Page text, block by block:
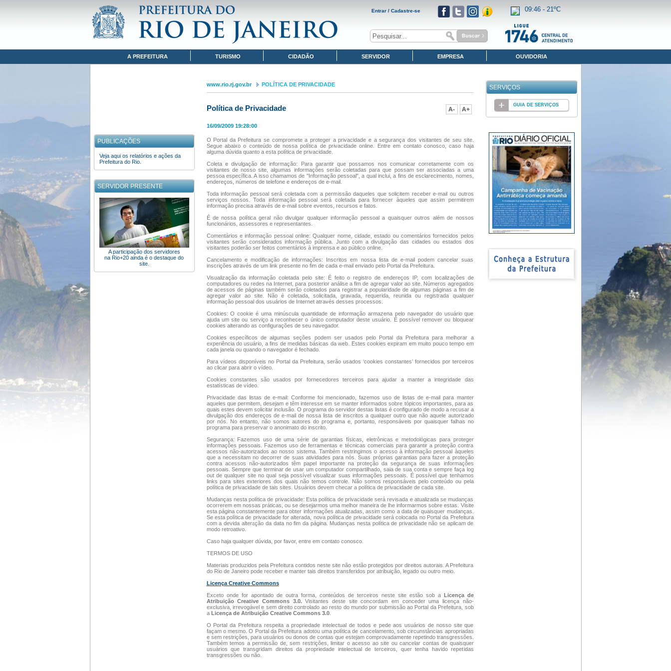
www.rio.rj.gov.br
POLÍTICA DE PRIVACIDADE
Entrar / Cadastre-se 09:46 -21ºC
A PREFEITURA TURISMO CIDADÃO SERVIDOR EMPRESA OUVIDORIA
PUBLICAÇÕES
Veja aqui os relatórios e ações da
Prefeitura do Rio.
SERVIDOR PRESENTE
A participação dos servidores
na Rio+20 ainda é o destaque do
site.
www.rio.rj.gov.br POLÍTICA DE PRIVACIDADE
Política de Privacidade
16/09/2009 19:28:00
O Portal da Prefeitura se compromete a proteger a privacidade e a segurança dos visitantes de seu site.
Segue abaixo o conteúdo de nossa política de privacidade online. Entre em contato conosco, caso haja
alguma dúvida quanto a esta política de privacidade.
Coleta e divulgação de informação: Para garantir que possamos nos comunicar corretamente com os
visitantes de nosso site, algumas informações serão coletadas para que possam ser associadas a uma
pessoa específica. A isso chamamos de "Informação pessoal", a qual inclui, a fins de esclarecimento, nomes,
endereços, números de telefone e endereços de e-mail.
Toda informação pessoal será coletada com a permissão daqueles que solicitem receber e-mail ou outros
serviços nossos. Toda informação pessoal será coletada para fornecer àqueles que assim permitirem
informação precisa através de e-mail sobre eventos, recursos e fatos.
É de nossa política geral não divulgar qualquer informação pessoal a quaisquer outros além de nossos
funcionários, assessores e representantes.
Comentários e informação pessoal online: Qualquer nome, cidade, estado ou comentários fornecidos pelos
visitantes serão considerados informação pública. Junto com a divulgação das cidades ou estados dos
visitantes poderão ser feitos comentários à imprensa e ao público online.
Cancelamento e modificação de informações: Inscritos em nossa lista de e-mail podem cancelar suas
inscrições através de um link presente no fim de cada e-mail enviado pelo Portal da Prefeitura.
Visualização da informação coletada pelo site: É feito o registro de endereços IP, com localizações de
computadores ou redes na Internet, para posterior análise a fim de agregar valor ao site. Números agregados
de acessos de páginas também serão coletados para registrar a popularidade de algumas páginas a fim de
agregar valor ao site. Não é coletada, solicitada, gravada, requerida, reunida ou registrada qualquer
informação pessoal dos usuários de Internet através desses processos.
Cookies: O cookie é uma minúscula quantidade de informação armazena pelo navegador do usuário que
ajuda um site ou serviço a reconhecer o único computador deste usuário. É possível remover ou bloquear
cookies alterando as configurações de seu navegador.
Cookies específicos de algumas seções podem ser usados pelo Portal da Prefeitura para melhorar a
experiência do usuário, a fins de medidas básicas da web. Estes cookies expiram em muito pouco tempo em
cada janela ou quando o navegador é fechado.
Para vídeos disponíveis no Portal da Prefeitura, serão usados ‘cookies constantes’ fornecidos por terceiros
ao clicar para abrir o vídeo.
Cookies constantes são usados por fornecedores terceiros para ajudar a manter a integridade das
estatísticas de vídeo.
Privacidade das listas de e-mail: Conforme foi mencionado, fazemos uso de listas de e-mail para manter
aqueles que permitem, desejam e têm interesse em se manter informados sobre tópicos importantes, para as
quais estes devem solicitar inclusão. O programa do servidor destas listas é configurado de modo a recusar a
divulgação dos endereços de e-mail de nossa lista de inscritos a qualquer outro que não aquele autorizado
por nós. No entanto, não somos autores do programa e, portanto, responsáveis por quaisquer falhas no
programa para preservar o anonimato do inscrito.
Segurança: Fazemos uso de uma série de garantias físicas, eletrônicas e metodológicas para proteger
informações pessoais. Fazemos uso de ferramentas e técnicas comerciais para garantir a proteção contra
acessos não-autorizados ao nosso sistema. Também restringimos o acesso à informação pessoal àqueles
que a necessitam no decorrer de suas atividades para nós. Suas próprias garantias para fazer a proteção
contra acessos não-autorizados têm papel importante na proteção da segurança de suas informações
pessoais. Sempre que terminar de usar um computador compartilhado, saia de sua conta e sempre faça log
out de qualquer site no qual seja possível visualizar suas informações pessoais. É possível que tenhamos
links para sites exteriores dos quais não temos controle. Não somos responsáveis pelo conteúdo ou pela
política de privacidade de tais sites. Usuários devem checar a política de privacidade de cada site.
Mudanças nesta política de privacidade: Esta política de privacidade será revisada e atualizada se mudanças
ocorrerem em nossas práticas, ou se desejarmos uma melhor maneira de lhe informarmos sobre estas. Visite
esta página constantemente para obter informações atualizadas, assim como a data de quaisquer mudanças.
Se esta política de privacidade for alterada, nova política de privacidade será colocada no Portal da Prefeitura
com a devida alteração da data no fim da página. Mudanças nesta política de privacidade não se aplicam de
modo retroativo.
Caso haja qualquer dúvida, por favor, entre em contato conosco.
TERMOS DE USO
Materiais produzidos pela Prefeitura contidos neste site não estão protegidos por direitos autorais. A Prefeitura
do Rio de Janeiro pode receber e manter tais direitos transferidos por atribuição, legado ou outro meio.
Licença Creative Commons
Exceto onde for apontado de outra forma, conteúdos de terceiros neste site estão sob a Licença de
Atribuição Creative Commons 3.0.Visitantes deste site concordam em conceder uma licença não-
exclusiva, irrevogável e sem direito controlado ao resto do mundo por submissão ao Portal da Prefeitura, sob
a Licença de Atribuição Creative Commons 3.0.
O Portal da Prefeitura respeita a propriedade intelectual de todos e pede aos usuários de nosso site que
façam o mesmo. O Portal da Prefeitura adotou uma política de cancelamento, sob circunstâncias apropriadas
e sem restrições, para usuários ou donos de contas que estejam comprovadamente repetindo transgressões.
Também temos a permissão de, sem restrições, limitar o acesso ao site ou cancelar contas de quaisquer
usuários que transgridam direitos da propriedade intelectual de terceiros, quer tenha havido repetidas
transgressões ou não.
SERVIÇOS
GUIA DE SERVIÇOS